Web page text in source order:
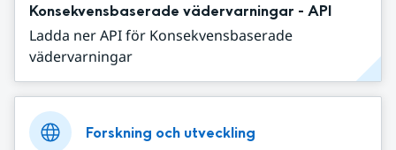
Konsekvensbaserade vädervarningar - API
Ladda ner API för Konsekvensbaserade
vädervarningar
Forskning och utveckling